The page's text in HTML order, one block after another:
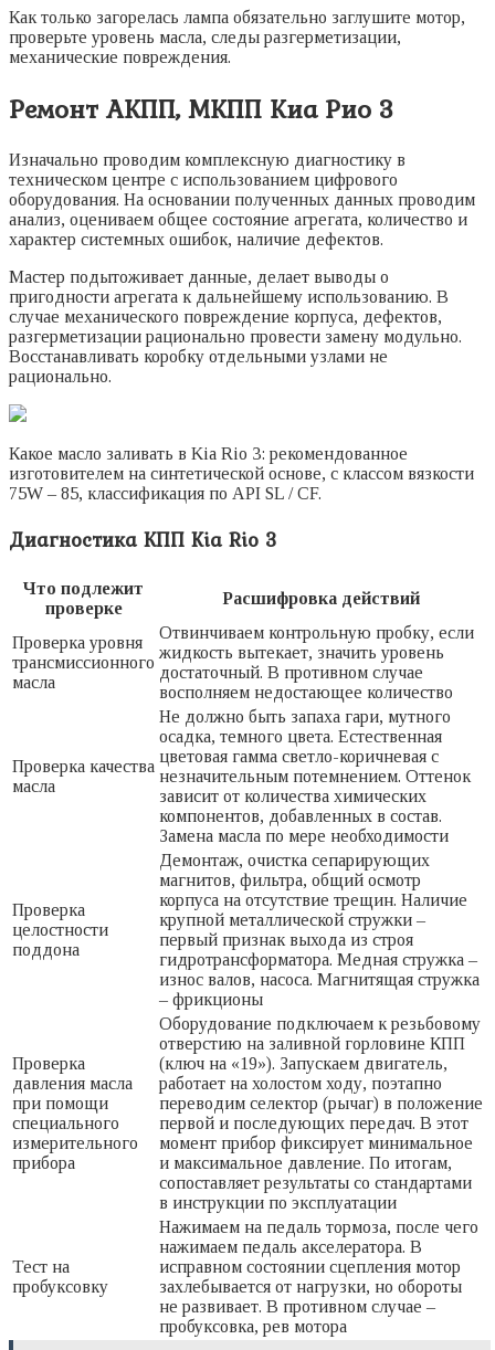
Как только загорелась лампа обязательно заглушите мотор,
проверьте уровень масла, следы разгерметизации,
механические повреждения.
Ремонт АКПП, МКПП Киа Рио 3
Изначально проводим комплексную диагностику в
техническом центре с использованием цифрового
оборудования. На основании полученных данных проводим
анализ, оцениваем общее состояние агрегата, количество и
характер системных ошибок, наличие дефектов.
Мастер подытоживает данные, делает выводы о
пригодности агрегата к дальнейшему использованию. В
случае механического повреждение корпуса, дефектов,
разгерметизации рационально провести замену модульно.
Восстанавливать коробку отдельными узлами не
рационально.
Какое масло заливать в Kia Rio 3: рекомендованное
изготовителем на синтетической основе, с классом вязкости
75W – 85, классификация по API SL / CF.
Диагностика КПП Kia Rio 3
Что подлежит
проверке
Расшифровка действий
Проверка уровня
трансмиссионного
масла
Отвинчиваем контрольную пробку, если
жидкость вытекает, значить уровень
достаточный. В противном случае
восполняем недостающее количество
Проверка качества
масла
Не должно быть запаха гари, мутного
осадка, темного цвета. Естественная
цветовая гамма светло-коричневая с
незначительным потемнением. Оттенок
зависит от количества химических
компонентов, добавленных в состав.
Замена масла по мере необходимости
Проверка
целостности
поддона
Демонтаж, очистка сепарирующих
магнитов, фильтра, общий осмотр
корпуса на отсутствие трещин. Наличие
крупной металлической стружки –
первый признак выхода из строя
гидротрансформатора. Медная стружка –
износ валов, насоса. Магнитящая стружка
– фрикционы
Проверка
давления масла
при помощи
специального
измерительного
прибора
Оборудование подключаем к резьбовому
отверстию на заливной горловине КПП
(ключ на «19»). Запускаем двигатель,
работает на холостом ходу, поэтапно
переводим селектор (рычаг) в положение
первой и последующих передач. В этот
момент прибор фиксирует минимальное
и максимальное давление. По итогам,
сопоставляет результаты со стандартами
в инструкции по эксплуатации
Тест на
пробуксовку
Нажимаем на педаль тормоза, после чего
нажимаем педаль акселератора. В
исправном состоянии сцепления мотор
захлебывается от нагрузки, но обороты
не развивает. В противном случае –
пробуксовка, рев мотора